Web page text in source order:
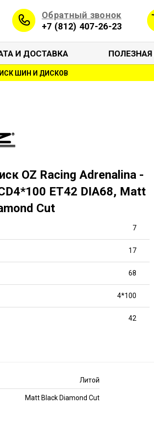
Обратный звонок
+7 (812) 407-26-23
И ДОСТАВКА
ШИН И ДИСКОВ
OZ Racing Adrenalina -
ET42 DIA68, Matt
Cut
7
17
68
4*100
42
Литой
Matt Black Diamond Cut